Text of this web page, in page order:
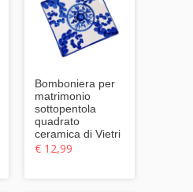
Bomboniera per
matrimonio
sottopentola
quadrato
ceramica di Vietri
€ 12,99